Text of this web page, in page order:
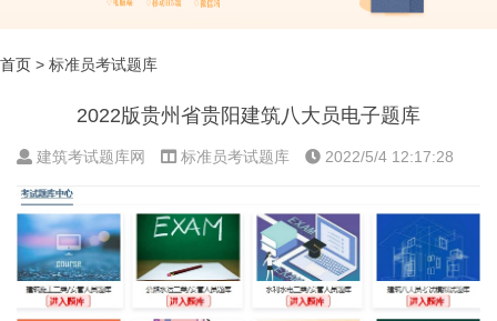
首页 > 标准员考试题库
2022版贵州省贵阳建筑八大员电子题库
建筑考试题库网 标准员考试题库 2022/5/4 12:17:28